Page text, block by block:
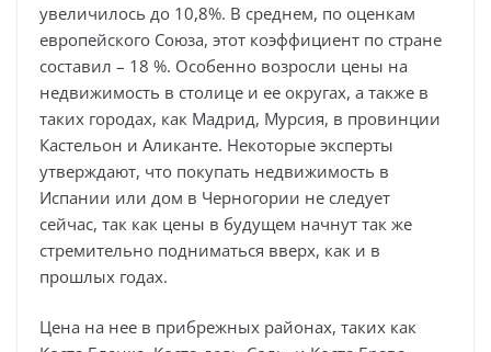
увеличилось до 10,8%. В среднем, по оценкам
европейского Союза, этот коэффициент по стране
составил – 18 %. Особенно возросли цены на
недвижимость в столице и ее округах, а также в
таких городах, как Мадрид, Мурсия, в провинции
Кастельон и Аликанте. Некоторые эксперты
утверждают, что покупать недвижимость в
Испании или дом в Черногории не следует
сейчас, так как цены в будущем начнут так же
стремительно подниматься вверх, как и в
прошлых годах.
Цена на нее в прибрежных районах, таких как